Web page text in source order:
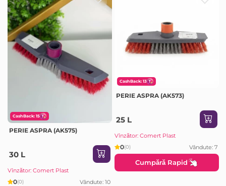
CashBack: 15
PERIE ASPRA (AK575)
30 L
Vînzător: Comert Plast
0(0) Vândute: 10
CashBack: 13
PERIE ASPRA (AK573)
25 L
Vînzător: Comert Plast
0(0) Vândute: 7
Cumpără Rapid